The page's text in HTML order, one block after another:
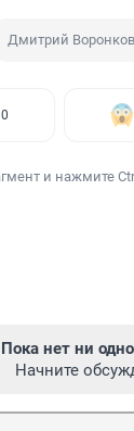
Дмитрий Воронков
0
и нажмите
Пока нет ни
Начните